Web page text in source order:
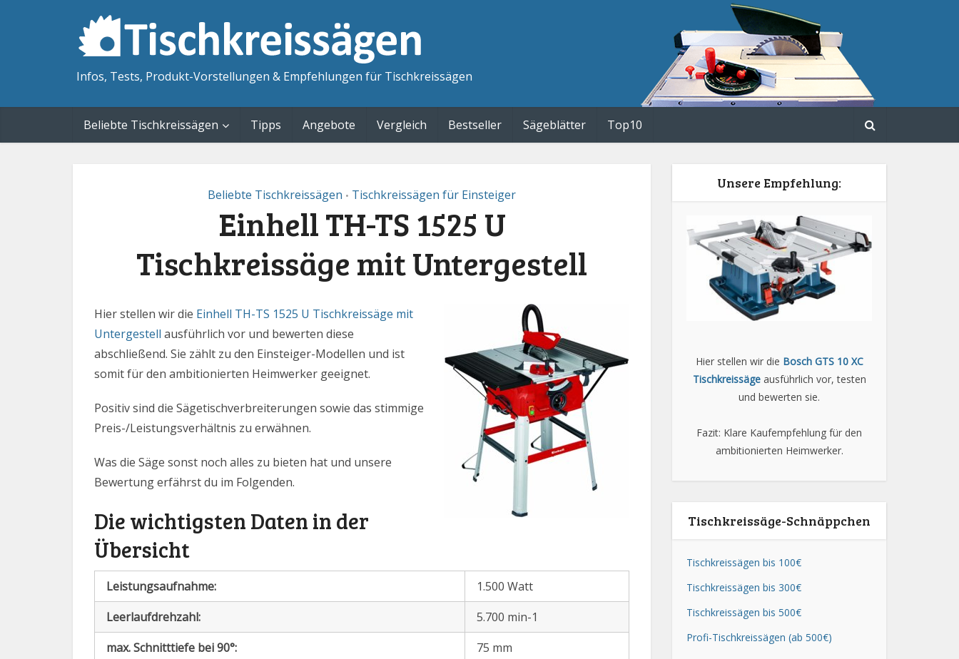
Infos, Tests, Produkt-Vorstellungen & Empfehlungen für Tischkreissägen
Beliebte Tischkreissägen Tipps Angebote Vergleich Bestseller Sägeblätter Top10
Beliebte Tischkreissägen • Tischkreissägen für Einsteiger
Einhell TH-TS 1525 U
Tischkreissäge mit Untergestell
Hier stellen wir die Einhell TH-TS 1525 U Tischkreissäge mit
Untergestell ausführlich vor und bewerten diese
abschließend. Sie zählt zu den Einsteiger-Modellen und ist
somit für den ambitionierten Heimwerker geeignet.
Positiv sind die Sägetischverbreiterungen sowie das stimmige
Preis-/Leistungsverhältnis zu erwähnen.
Was die Säge sonst noch alles zu bieten hat und unsere
Bewertung erfährst du im Folgenden.
Die wichtigsten Daten in der
Übersicht
Leistungsaufnahme:
1.500 Watt
Leerlaufdrehzahl:
5.700 min-1
max. Schnitttiefe bei 90°:
75 mm
Unsere Empfehlung:
Hier stellen wir die Bosch GTS 10 XC
Tischkreissägeausführlich vor, testen
und bewerten sie.
Fazit: Klare Kaufempfehlung für den
ambitionierten Heimwerker.
Tischkreissäge-Schnäppchen
Tischkreissägen bis 100€
Tischkreissägen bis 300€
Tischkreissägen bis 500€
Profi-Tischkreissägen (ab 500€)